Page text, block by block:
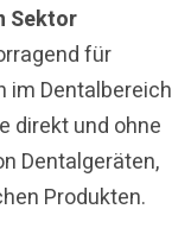
Sektor
für
Dentalbereich
direkt und ohne
Dentalgeräten,
Produkten.